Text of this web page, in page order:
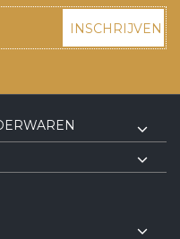
INSCHRIJVEN